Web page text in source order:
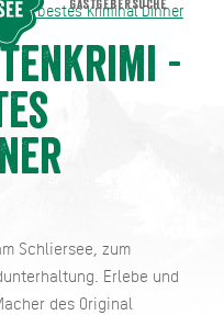
bestes Kriminal Dinner
-
Schliersee, zum
Erlebe und
des Original
bestes Kriminal Dinner
GASTGEBERSUCHE